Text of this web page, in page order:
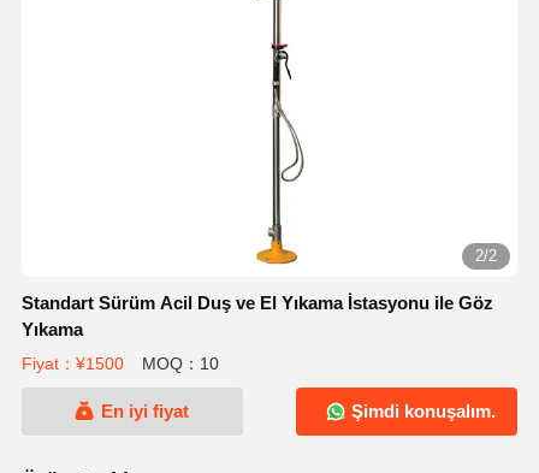
2/2
Standart Sürüm Acil Duş ve El Yıkama İstasyonu ile Göz
Yıkama
Fiyat：¥1500 MOQ：10
En iyi fiyat Şimdi konuşalım.